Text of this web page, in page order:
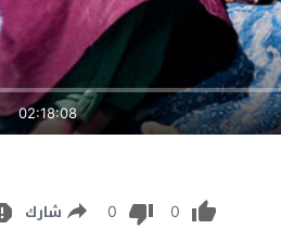
02:18:08
0
0 شارك